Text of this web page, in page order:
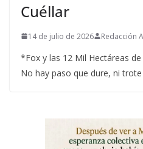
Cuéllar
14 de julio de 2026 Redacción
*Fox y las 12 Mil Hectáreas
No hay paso que dure, ni